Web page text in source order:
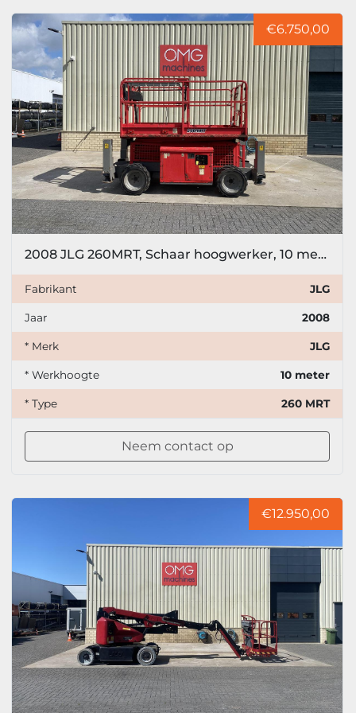
Model
Prijs, EUR
Filter toepassen Filter wissen
Jaar
Filter toepassen Filter wissen
€6.750,00
2008 JLG 260MRT, Schaar hoogwerker, 10 meter
Fabrikant JLG
Jaar 2008
* Merk JLG
* Werkhoogte 10 meter
* Type 260 MRT
Neem contact op
€12.950,00